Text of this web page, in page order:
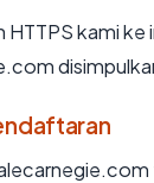
HTTPS kami ke